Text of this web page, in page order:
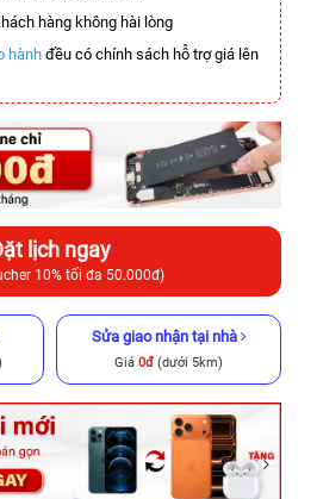
hàng không hài lòng
hànhđều có chính sách hỗ trợ giá lên
lịch ngay
10% tối đa 50.000đ)
Sửa giao nhận tại nhà
Giá 0đ (dưới 5km)